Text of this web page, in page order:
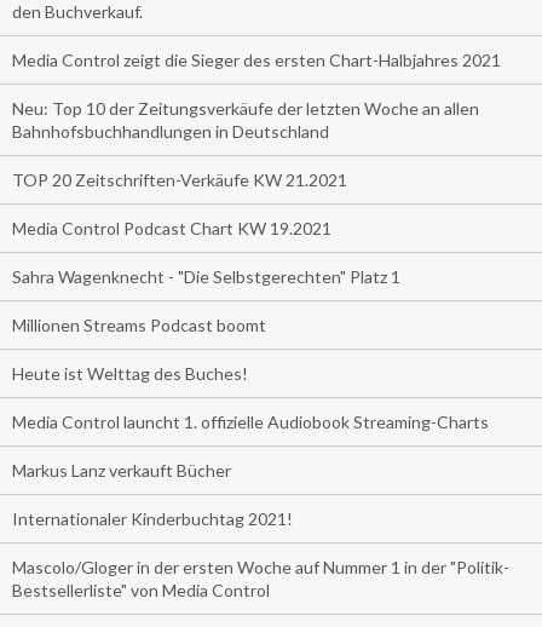
den Buchverkauf.
Media Control zeigt die Sieger des ersten Chart-Halbjahres 2021
Neu: Top 10 der Zeitungsverkäufe der letzten Woche an allen
Bahnhofsbuchhandlungen in Deutschland
TOP 20 Zeitschriften-Verkäufe KW 21.2021
Media Control Podcast Chart KW 19.2021
Sahra Wagenknecht - "Die Selbstgerechten" Platz 1
Millionen Streams Podcast boomt
Heute ist Welttag des Buches!
Media Control launcht 1. offizielle Audiobook Streaming-Charts
Markus Lanz verkauft Bücher
Internationaler Kinderbuchtag 2021!
Mascolo/Gloger in der ersten Woche auf Nummer 1 in der "Politik-
Bestsellerliste" von Media Control